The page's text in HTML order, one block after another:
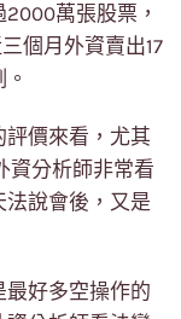
萬張股票，
個月外資賣出17
價來看，尤其
資分析師非常看
說會後，又是
好多空操作的